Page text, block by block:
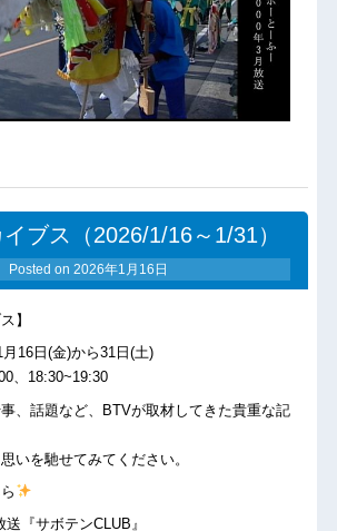
ブス（2026/1/16～1/31）
Posted on 2026年1月16日
】
16日(金)から31日(土)
、18:30~19:30
、話題など、BTVが取材してきた貴重な記
いを馳せてみてください。
『サボテンCLUB』